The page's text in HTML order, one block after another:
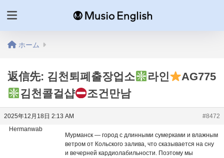
ホーム
返信先: 김천퇴폐출장업소 라인
AG775
김천콜걸샵
조건만남
2025年12月18日 2:13 AM
#8472
Hermanwab
Мурманск — город с длинными сумерками и влажным
ветром от Кольского залива, что сказывается на сну
и вечерней кардиолабильности. Поэтому мы